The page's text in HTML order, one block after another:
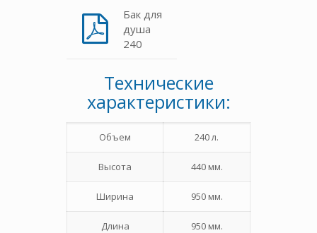
Бак для
душа
240
Технические
характеристики:
Объем 240 л.
Высота 440 мм.
Ширина 950 мм.
Длина 950 мм.